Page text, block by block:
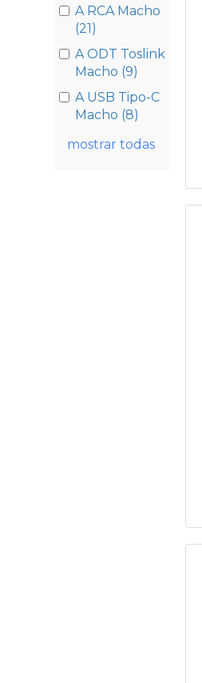
A RCA Macho
(21)
A ODT Toslink
Macho (9)
A USB Tipo-C
Macho (8)
mostrar todas